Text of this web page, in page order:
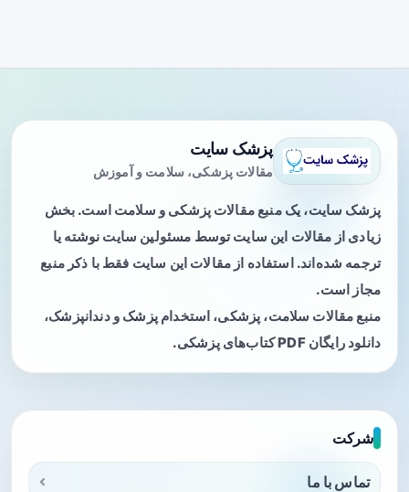
پزشک سایت
مقالات پزشکی، سلامت و آموزش
پزشک سایت، یک منبع مقالات پزشکی و سلامت است. بخش
زیادی از مقالات این سایت توسط مسئولین سایت نوشته یا
ترجمه شده‌اند. استفاده از مقالات این سایت فقط با ذکر منبع
مجاز است.
منبع مقالات سلامت، پزشکی، استخدام پزشک و دندانپزشک،
دانلود رایگان PDF کتاب‌های پزشکی.
شرکت
تماس با ما